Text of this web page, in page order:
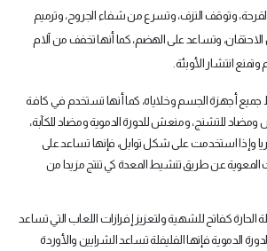
القرحة، وتوقف النزف، وتسرع من شفاء الجروح، وترميم
الاحتقان، وتساعد على الهضم، كما أنها تخفف من آلام
انتشار الأوبئة.
أجهزة الجسم وخلاياه، كما أنها تستخدم في كافة
للتشنج، ومنعش للدورة الدموية ومضاد للكآبة،
وإذا استخدمت على شكل توابل، فإنها تساعد على
المعوية عن طريق تنشيط المعدة كي تنتج مزيدا من
كفاتح للشهية ولتعزيز إفرازات اللعاب التي تساعد
الدموية فإنها الفليفلة تساعد الشرايين والأوردة